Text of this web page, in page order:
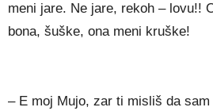
meni jare. Ne jare, rekoh – lovu!!
bona, šuške, ona meni kruške!
– E moj Mujo, zar ti misliš da